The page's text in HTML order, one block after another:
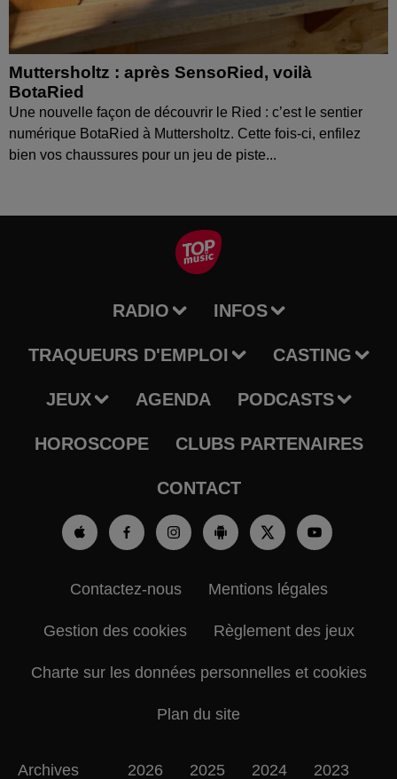
Muttersholtz : après SensoRied, voilà
BotaRied
Une nouvelle façon de découvrir le Ried : c’est le sentier
numérique BotaRied à Muttersholtz. Cette fois-ci, enfilez
bien vos chaussures pour un jeu de piste...
RADIO INFOS
TRAQUEURS D'EMPLOI CASTING
JEUX AGENDA PODCASTS
HOROSCOPE CLUBS PARTENAIRES
CONTACT
Contactez-nous Mentions légales
Gestion des cookies Règlement des jeux
Charte sur les données personnelles et cookies
Plan du site
Archives 2026 2025 2024 2023